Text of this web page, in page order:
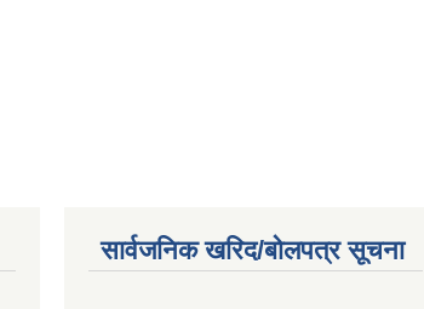
सार्वजनिक खरिद/बोलपत्र सूचना